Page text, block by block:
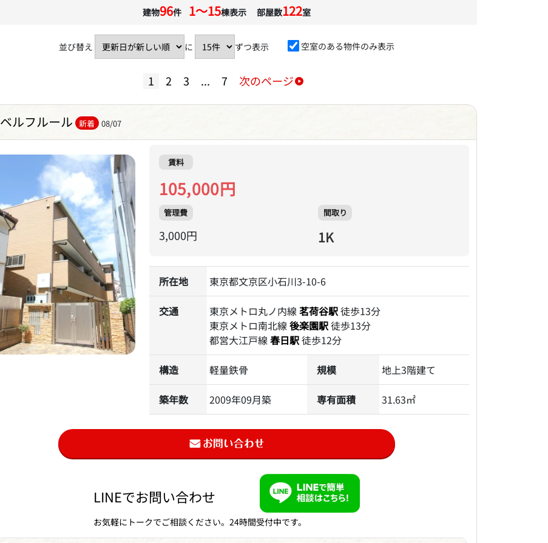
建物96件 1〜15棟表示 部屋数122室
並び替え に ずつ表示 空室のある物件のみ表示
1 2 3 ... 7 次のページ
ベルフルール 新着 08/07
賃料
105,000円
管理費
3,000円
間取り
1K
所在地 東京都文京区小石川3-10-6
交通 東京メトロ丸ノ内線 茗荷谷駅徒歩13分
東京メトロ南北線 後楽園駅徒歩13分
都営大江戸線 春日駅徒歩12分
構造 軽量鉄骨 規模 地上3階建て
築年数 2009年09月築 専有面積 31.63㎡
LINEでお問い合わせ
お気軽にトークでご相談ください。24時間受付中です。